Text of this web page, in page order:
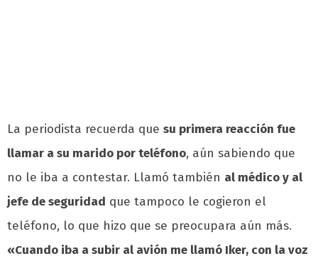
La periodista recuerda que su primera reacción fue
llamar a su marido porteléfono, aún sabiendo que
no le iba a contestar. Llamó también al médico y al
jefe de seguridad que tampoco le cogieron el
teléfono, lo que hizo que se preocupara aún más.
«Cuando iba a subir al avión me llamó Iker, con la voz